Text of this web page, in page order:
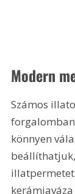
Modern
Számos
könnyen